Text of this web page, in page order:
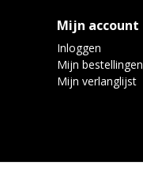
Mijn account
Inloggen
Mijn bestellingen
Mijn verlanglijst